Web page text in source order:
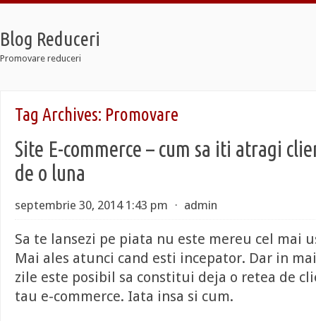
Blog Reduceri
Promovare reduceri
Taxi
Taxi
7
Tag Archives: Promovare
Site E-commerce – cum sa iti atragi
de o luna
septembrie 30, 2014 1:43 pm ⋅ admin
Sa te lansezi pe piata nu este mereu cel mai
Mai ales atunci cand esti incepator. Dar in
zile este posibil sa constitui deja o retea de
tau e-commerce. Iata insa si cum.